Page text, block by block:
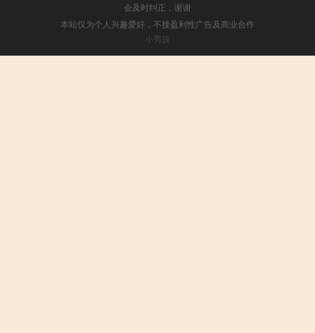
会及时纠正，谢谢
本站仅为个人兴趣爱好，不接盈利性广告及商业合作
小男孩